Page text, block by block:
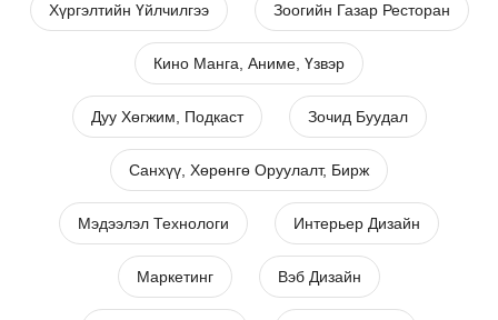
Хүргэлтийн Үйлчилгээ Зоогийн Газар Ресторан
Кино Манга, Аниме, Үзвэр
Дуу Хөгжим, Подкаст Зочид Буудал
Санхүү, Хөрөнгө Оруулалт, Бирж
Мэдээлэл Технологи Интерьер Дизайн
Маркетинг Вэб Дизайн